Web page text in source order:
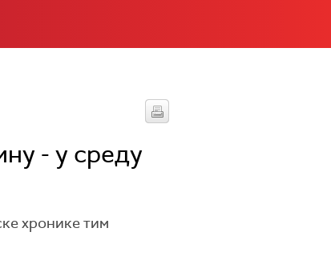
- у среду
хронике тим